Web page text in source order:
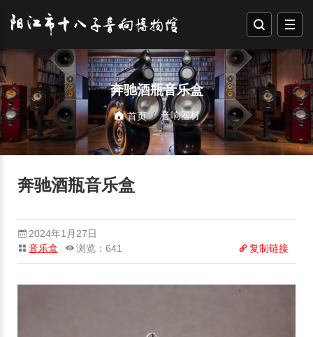
奔驰酒瓶音乐盒
首页 音响器材
奔驰酒瓶音乐盒
2024年1月27日
音乐盒
浏览：641 复制链接